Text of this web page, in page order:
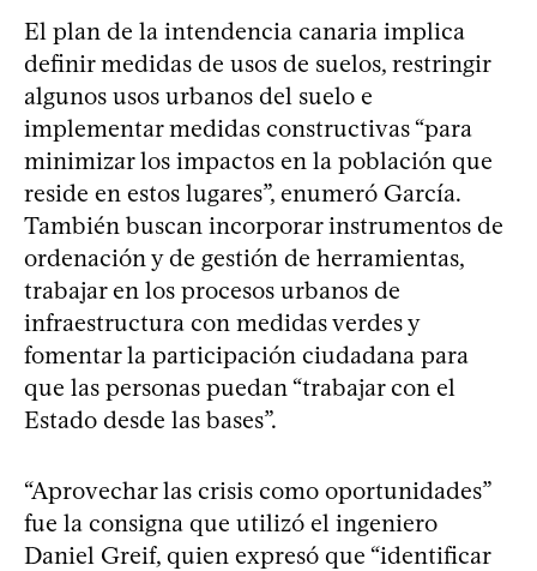
El plan de la intendencia canaria implica
definir medidas de usos de suelos, restringir
algunos usos urbanos del suelo e
implementar medidas constructivas “para
minimizar los impactos en la población que
reside en estos lugares”, enumeró García.
También buscan incorporar instrumentos de
ordenación y de gestión de herramientas,
trabajar en los procesos urbanos de
infraestructura con medidas verdes y
fomentar la participación ciudadana para
que las personas puedan “trabajar con el
Estado desde las bases”.
“Aprovechar las crisis como oportunidades”
fue la consigna que utilizó el ingeniero
Daniel Greif, quien expresó que “identificar